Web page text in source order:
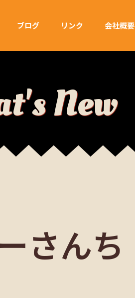
ブログ リンク 会社概要
New
さんち